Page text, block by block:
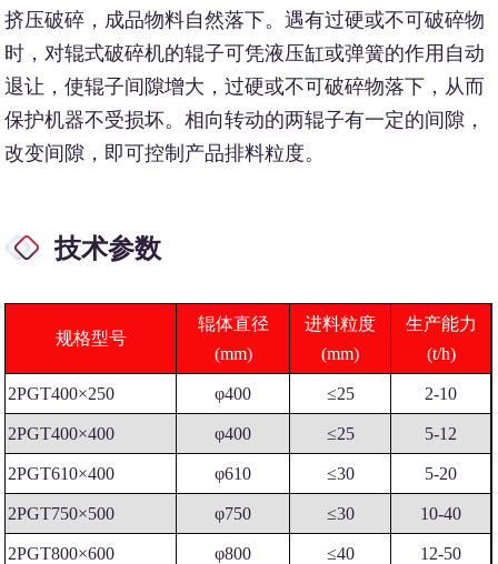
挤压破碎，成品物料自然落下。遇有过硬或不可破碎物
时，对辊式破碎机的辊子可凭液压缸或弹簧的作用自动
退让，使辊子间隙增大，过硬或不可破碎物落下，从而
保护机器不受损坏。相向转动的两辊子有一定的间隙，
改变间隙，即可控制产品排料粒度。
技术参数
规格型号
辊体直径
(mm)
进料粒度
(mm)
生产能力
(t/h)
2PGT400×250 φ400 ≤25 2-10
2PGT400×400 φ400 ≤25 5-12
2PGT610×400 φ610 ≤30 5-20
2PGT750×500 φ750 ≤30 10-40
2PGT800×600 φ800 ≤40 12-50